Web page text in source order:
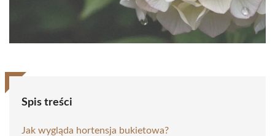
Spis treści
Jak wygląda hortensja bukietowa?